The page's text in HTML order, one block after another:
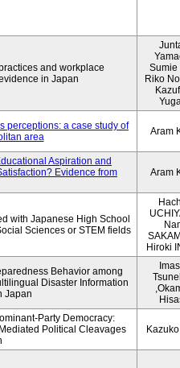
and workplace
in Japan
Sumie
Riko
perceptions: a case study of
area
Aram
Aspiration and
Evidence from
Aram
with Japanese High School
Sciences or STEM fields
Hiroki
Behavior among
Disaster Information
Japan
Party Democracy:
Political Cleavages